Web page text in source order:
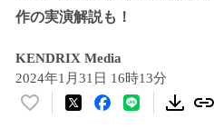
作の実演解説も！
KENDRIX Media
2024年1月31日 16時13分
い